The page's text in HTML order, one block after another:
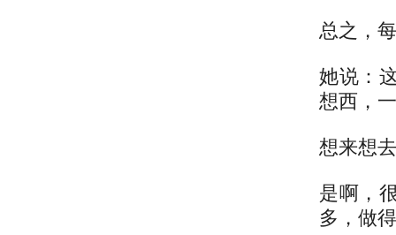
总之，
她说：
想西，
想来想
是啊，
多，做